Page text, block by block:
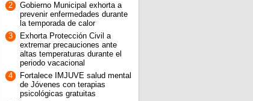
2
Gobierno Municipal exhorta a
prevenir enfermedades durante
la temporada de calor
3
Exhorta Protección Civil a
extremar precauciones ante
altas temperaturas durante el
periodo vacacional
4
Fortalece IMJUVE salud mental
de Jóvenes con terapias
psicológicas gratuitas